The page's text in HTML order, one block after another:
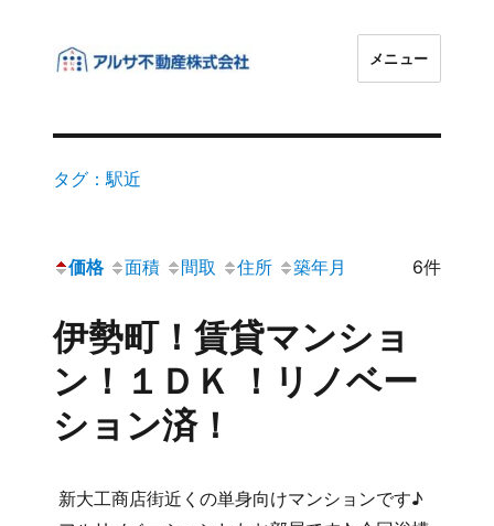
メニュー
タグ：駅近
価格 面積 間取 住所 築年月 6件
伊勢町！賃貸マンショ
ン！１ＤＫ ！リノベー
ション済！
新大工商店街近くの単身向けマンションです♪